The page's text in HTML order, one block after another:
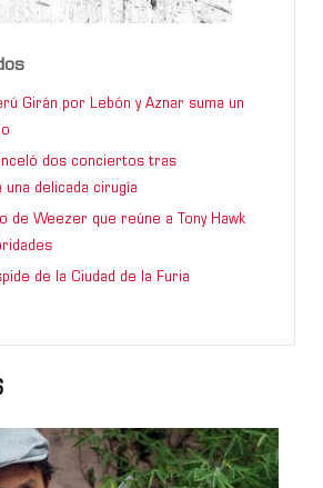
Girán por Lebón y Aznar suma un
dos conciertos tras
delicada cirugía
de Weezer que reúne a Tony Hawk
de la Ciudad de la Furia